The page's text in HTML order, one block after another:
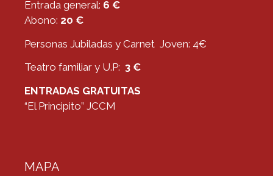
Entrada general: 6 €
Abono: 20 €
Personas Jubiladas y Carnet Joven: 4€
Teatro familiar y U.P: 3 €
ENTRADAS GRATUITAS
“El Principito” JCCM
MAPA